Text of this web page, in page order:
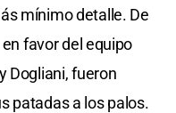
mínimo detalle. De
favor del equipo
Dogliani, fueron
patadas a los palos.